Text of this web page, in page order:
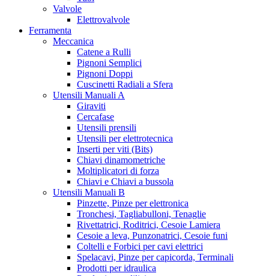
Valvole
Elettrovalvole
Ferramenta
Meccanica
Catene a Rulli
Pignoni Semplici
Pignoni Doppi
Cuscinetti Radiali a Sfera
Utensili Manuali A
Giraviti
Cercafase
Utensili prensili
Utensili per elettrotecnica
Inserti per viti (Bits)
Chiavi dinamometriche
Moltiplicatori di forza
Chiavi e Chiavi a bussola
Utensili Manuali B
Pinzette, Pinze per elettronica
Tronchesi, Tagliabulloni, Tenaglie
Rivettatrici, Roditrici, Cesoie Lamiera
Cesoie a leva, Punzonatrici, Cesoie funi
Coltelli e Forbici per cavi elettrici
Spelacavi, Pinze per capicorda, Terminali
Prodotti per idraulica